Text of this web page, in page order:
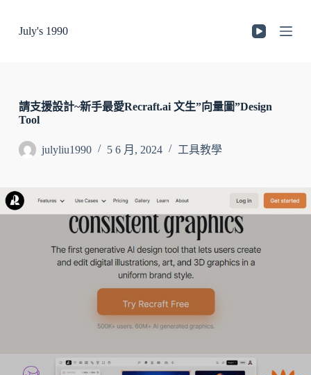
至
容
July's 1990
請支援設計~新手最愛Recraft.ai 文生”向量圖”Design
Tool
julyliu1990 5 6 月, 2024 工具教學